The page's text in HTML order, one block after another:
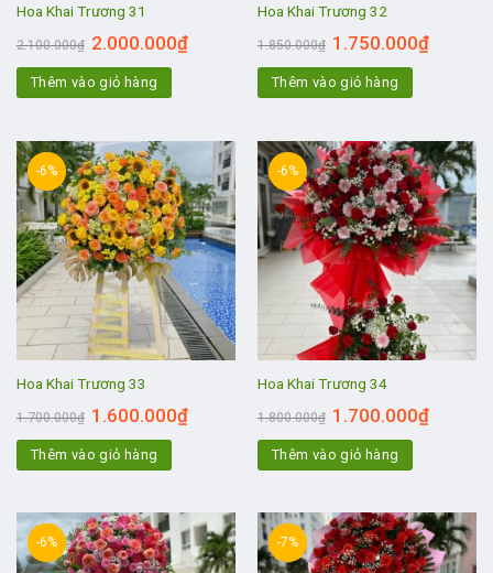
Hoa Khai Trương 31
2.100.000₫ 2.000.000₫
Thêm vào giỏ hàng
Hoa Khai Trương 32
1.850.000₫ 1.750.000₫
Thêm vào giỏ hàng
-6%
Hoa Khai Trương 33
1.700.000₫ 1.600.000₫
Thêm vào giỏ hàng
-6%
Hoa Khai Trương 34
1.800.000₫ 1.700.000₫
Thêm vào giỏ hàng
-6% -7%